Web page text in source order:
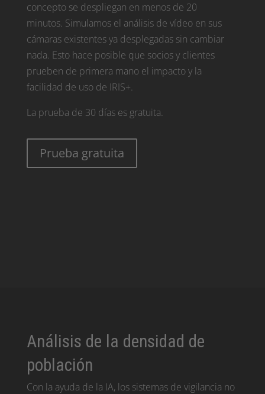
concepto se despliegan en menos de 20
minutos. Simulamos el análisis de vídeo en sus
cámaras existentes ya desplegadas sin cambiar
nada. Esto hace posible que socios y clientes
prueben de primera mano el impacto y la
facilidad de uso de IRIS+.
La prueba de 30 días es gratuita.
Prueba gratuita
Análisis de la densidad de
población
Con la ayuda de la IA, los sistemas de vigilancia no